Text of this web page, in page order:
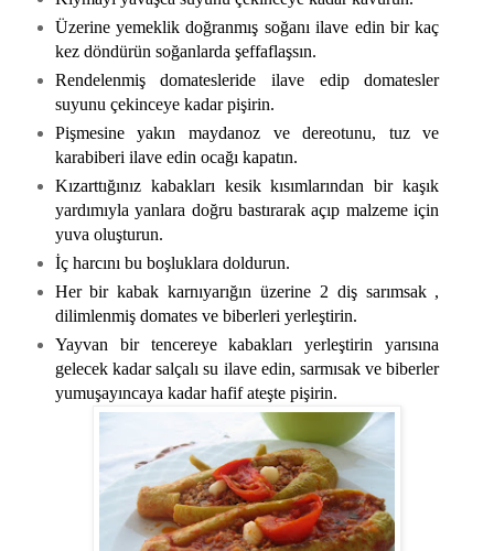
Üzerine yemeklik doğranmış soğanı ilave edin bir kaç
kez döndürün soğanlarda şeffaflaşsın.
Rendelenmiş domatesleride ilave edip domatesler
suyunu çekinceye kadar pişirin.
Pişmesine yakın maydanoz ve dereotunu, tuz ve
karabiberi ilave edin ocağı kapatın.
Kızarttığınız kabakları kesik kısımlarından bir kaşık
yardımıyla yanlara doğru bastırarak açıp malzeme için
yuva oluşturun.
İç harcını bu boşluklara doldurun.
Her bir kabak karnıyarığın üzerine 2 diş sarımsak ,
dilimlenmiş domates ve biberleri yerleştirin.
Yayvan bir tencereye kabakları yerleştirin yarısına
gelecek kadar salçalı su ilave edin, sarmısak ve biberler
yumuşayıncaya kadar hafif ateşte pişirin.